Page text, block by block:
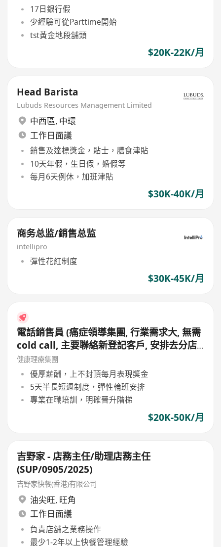
17日銀行假
少經驗可從Parttime開始
tst黃金地段舖頭
$20K-22K/月
Head Barista
Lubuds Resources Management Limited
中西區, 中環
工作日面議
銷售及達標獎金，貼士，膳食津貼
10天年假，生日假，婚假等
每月6天例休，加班津貼
$30K-40K/月
商务总监/銷售总监
intellipro
彈性花紅制度
$30K-45K/月
電話銷售員 (痛症領導集團, 行業需求大, 無需
cold call, 主要聯絡新登記客戶, 安排去分店
免費試做療程, 公司新Lead多, 平均月薪可達
4萬)
健康理療集團
優厚薪酬，上不封頂每月表現獎金
5天半長短週制度，彈性輪班安排
專業在職培訓，明確晉升階梯
$20K-50K/月
吉野家 - 店務主任/助理店務主任
(SUP/0905/2025)
吉野家快餐(香港)有限公司
油尖旺, 旺角
工作日面議
負責店舖之業務操作
最少1-2年以上快餐管理經驗